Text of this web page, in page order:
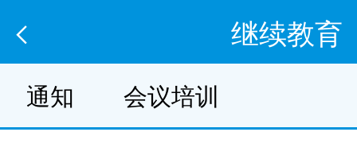
继续教育
通知 会议培训